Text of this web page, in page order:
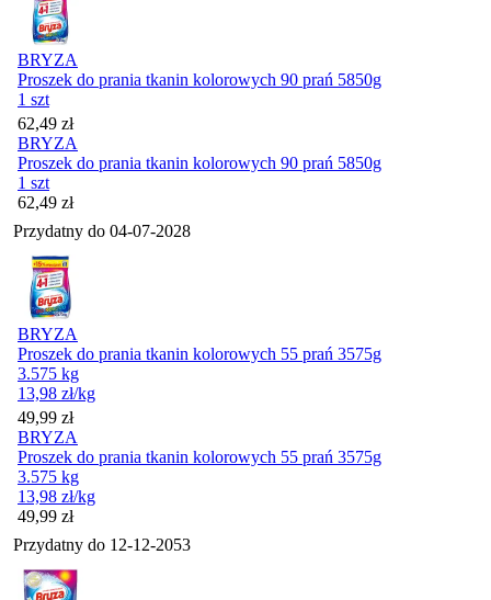
BRYZA
Proszek do prania tkanin kolorowych 90 prań 5850g
1 szt
Cena
62,49 zł
BRYZA
Proszek do prania tkanin kolorowych 90 prań 5850g
1 szt
Cena
62,49 zł
Przydatny do 04-07-2028
BRYZA
Proszek do prania tkanin kolorowych 55 prań 3575g
3.575 kg
13,98 zł/kg
Cena
49,99 zł
BRYZA
Proszek do prania tkanin kolorowych 55 prań 3575g
3.575 kg
13,98 zł/kg
Cena
49,99 zł
Przydatny do 12-12-2053